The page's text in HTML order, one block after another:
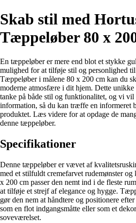
Skab stil med
Tæppeløber 80 x
En tæppeløber er mere end blot et stykke
mulighed for at tilføje stil og personlighed
Tæppeløber i målene 80 x 200 cm kan du
moderne atmosfære i dit hjem. Dette unikke
tanke på både stil og funktionalitet, og vi vil
information, så du kan træffe en informeret
produktet. Læs videre for at opdage de
denne tæppeløber.
Specifikationer
Denne tæppeløber er vævet af
med et stilfuldt cremefarvet rudemønster og
x 200 cm passer den nemt ind i de fleste
at tilføje et strejf af elegance og hygge.
gør den nem at håndtere og positionere
som en flot indgangsmåtte eller som et
soveværelset.